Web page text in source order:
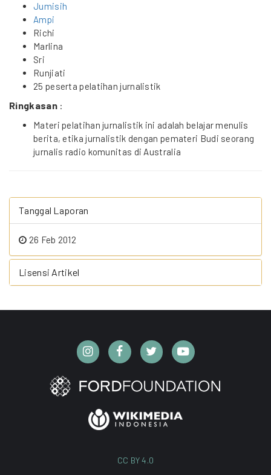
Jumisih
Ampi
Richi
Marlina
Sri
Runjiati
25 peserta pelatihan jurnalistik
Ringkasan:
Materi pelatihan jurnalistik ini adalah belajar menulis
berita, etika jurnalistik dengan pemateri Budi seorang
jurnalis radio komunitas di Australia
Tanggal Laporan
26 Feb 2012
Lisensi Artikel
CC BY 4.0